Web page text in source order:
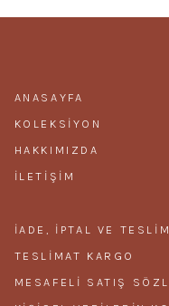
ANASAYFA
KOLEKSIYON
HAKKIMIZDA
İLETIŞIM
İADE, İPTAL VE
TESLIMAT KARGO
MESAFELI SATIŞ